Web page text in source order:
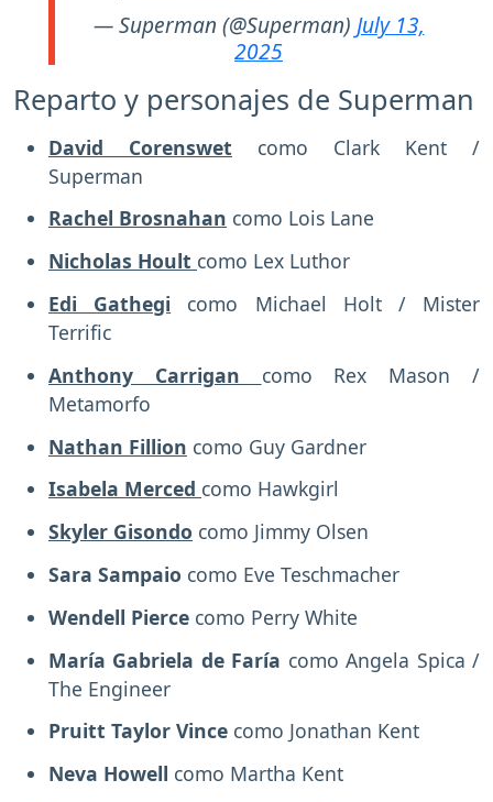
— Superman (@Superman) July 13,
2025
Reparto y personajes de Superman
David Corenswet como Clark Kent /
Superman
Rachel Brosnahan como Lois Lane
Nicholas Hoult como Lex Luthor
Edi Gathegi
como Michael Holt / Mister
Terrific
Anthony Carrigan como Rex Mason /
Metamorfo
Nathan Fillion como Guy Gardner
Isabela Merced como Hawkgirl
Skyler Gisondo como Jimmy Olsen
Sara Sampaio como Eve Teschmacher
Wendell Pierce como Perry White
María Gabriela de Faría como Angela Spica /
The Engineer
Pruitt Taylor Vince como Jonathan Kent
Neva Howell como Martha Kent